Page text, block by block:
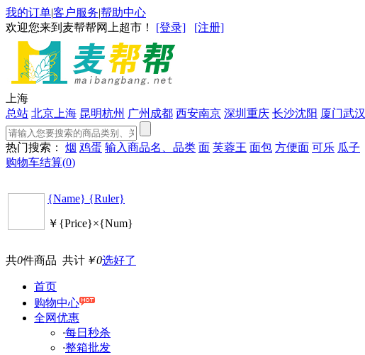
我的订单|客户服务|帮助中心
欢迎您来到麦帮帮网上超市！ [登录] [注册]
上海
总站 北京 上海 昆明杭州 广州 成都 西安南京 深圳 重庆 长沙沈阳 厦门武汉
热门搜索： 烟 鸡蛋 输入商品名、品类 面 芙蓉王 面包 方便面 可乐 瓜子
购物车结算(0)
{Name} {Ruler}
￥{Price}×{Num}
共0件商品 共计 ￥0选好了
首页
购物中心
全网优惠
·每日秒杀
·整箱批发